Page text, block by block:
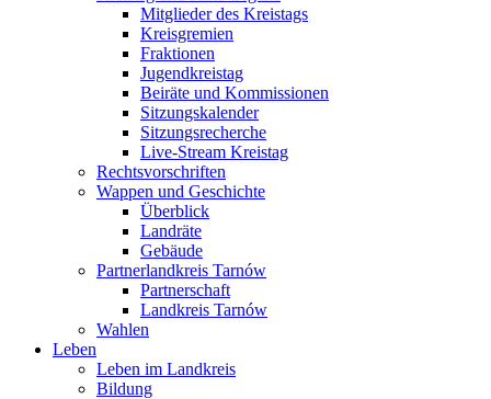
Mitglieder des Kreistags
Kreisgremien
Fraktionen
Jugendkreistag
Beiräte und Kommissionen
Sitzungskalender
Sitzungsrecherche
Live-Stream Kreistag
Rechtsvorschriften
Wappen und Geschichte
Überblick
Landräte
Gebäude
Partnerlandkreis Tarnów
Partnerschaft
Landkreis Tarnów
Wahlen
Leben
Leben im Landkreis
Bildung